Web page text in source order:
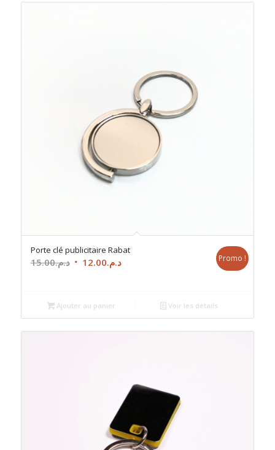
Porte clé publicitaire Rabat
د.م.15.00
Le
était :
د.م.15.00.
د.م.12.00
Le
د.م.12.00.
Promo !
Ajouter au panier Voir les détails